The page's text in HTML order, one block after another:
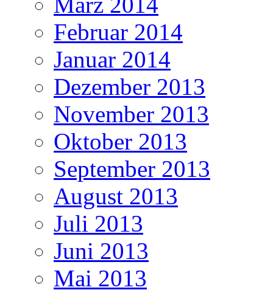
Februar 2014
Januar 2014
Dezember 2013
November 2013
Oktober 2013
September 2013
August 2013
Juli 2013
Juni 2013
Mai 2013